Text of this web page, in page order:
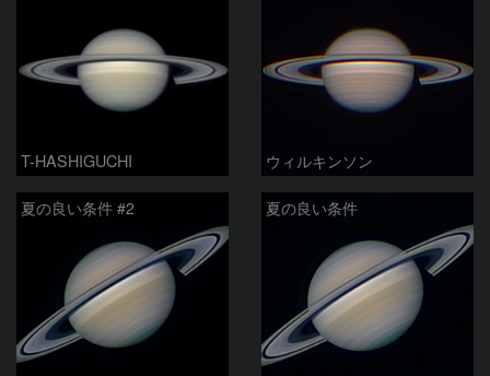
T-HASHIGUCHI ウィルキンソン
夏の良い条件 #2 夏の良い条件